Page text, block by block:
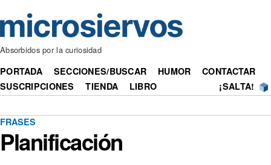
Absorbidos por la curiosidad
PORTADA SECCIONES/BUSCAR HUMOR
CONTACTAR
SUSCRIPCIONES
TIENDA LIBRO ¡SALTA!
FRASES
Planificación